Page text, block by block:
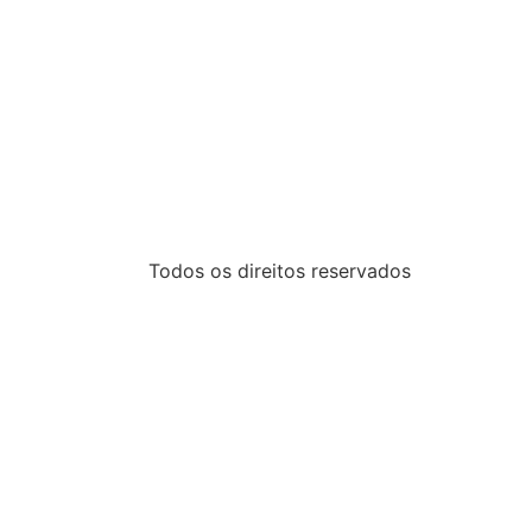
Todos os direitos reservados